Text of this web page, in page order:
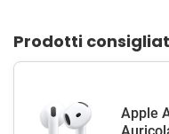
Prodotti
Apple